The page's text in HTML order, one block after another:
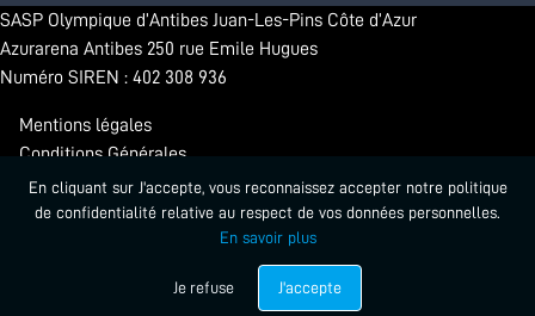
SASP Olympique d’Antibes Juan-Les-Pins Côte d’Azur
Azurarena Antibes 250 rue Emile Hugues
Numéro SIREN : 402 308 936
Mentions légales
Conditions Générales
Confidentialité
© 2026 - Antibes Sharks. Tous droits réservés.
Propulsé par Startlead
En cliquant sur J'accepte, vous reconnaissez accepter notre politique
de confidentialité relative au respect de vos données personnelles.
En savoir plus
Je refuse J'accepte